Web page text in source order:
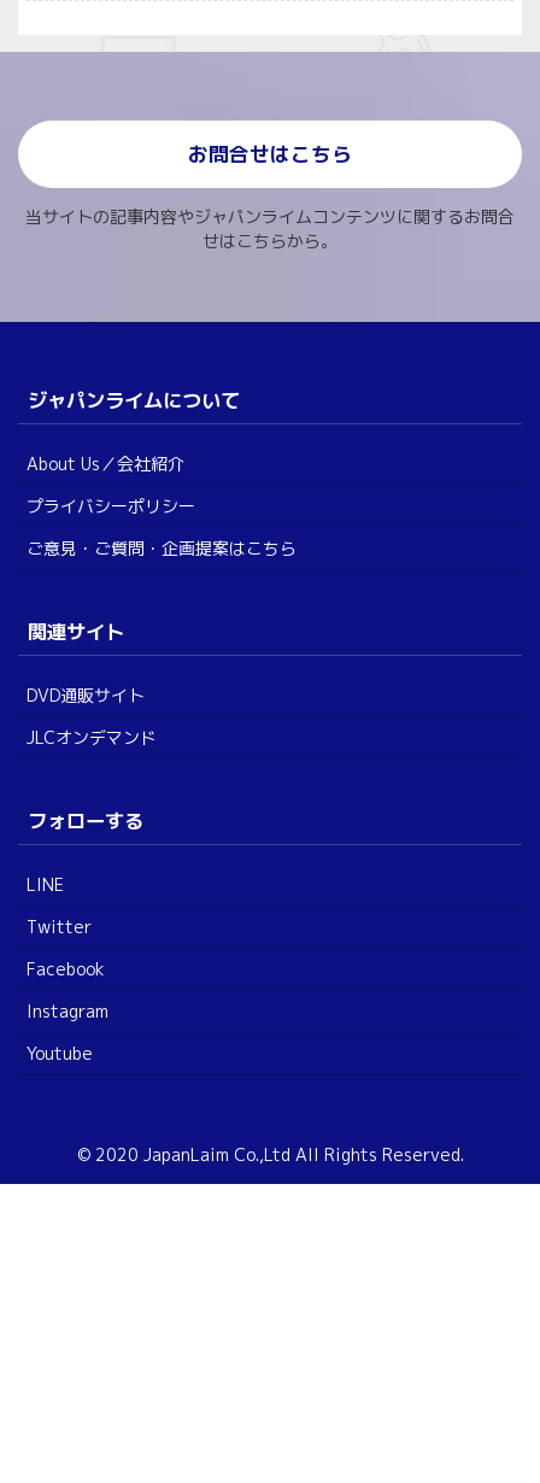
お問合せはこちら
当サイトの記事内容やジャパンライムコンテンツに関するお問合
せはこちらから。
ジャパンライムについて
About Us／会社紹介
プライバシーポリシー
ご意見・ご質問・企画提案はこちら
関連サイト
DVD通販サイト
JLCオンデマンド
フォローする
LINE
Twitter
Facebook
Instagram
Youtube
© 2020 JapanLaim Co.,Ltd All Rights Reserved.